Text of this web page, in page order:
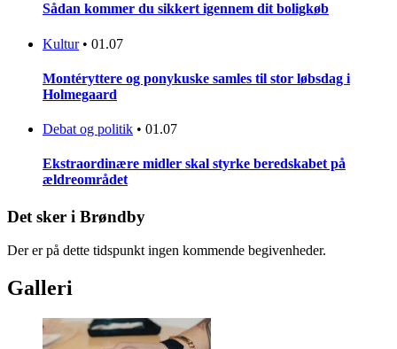
Sådan kommer du sikkert igennem dit boligkøb
Kultur • 01.07
Montéryttere og ponykuske samles til stor løbsdag i
Holmegaard
Debat og politik • 01.07
Ekstraordinære midler skal styrke beredskabet på
ældreområdet
Det sker i Brøndby
Der er på dette tidspunkt ingen kommende begivenheder.
Galleri